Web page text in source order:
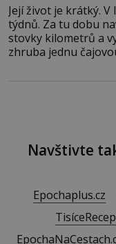
Její život je krátký.
týdnů. Za tu dobu
stovky kilometrů a
zhruba jednu
Navštivte
Epochaplus.cz